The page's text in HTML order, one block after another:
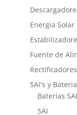
Energia Solar
Fuente de
Rectificadores
SAI's y
Baterias SAI
SAI